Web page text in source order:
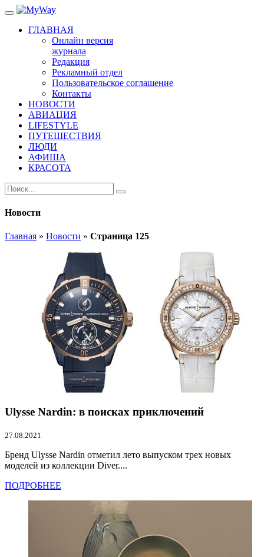
ГЛАВНАЯ
Онлайн версия
журнала
Редакция
Рекламный отдел
Пользовательское соглашение
Контакты
НОВОСТИ
АВИАЦИЯ
LIFESTYLE
ПУТЕШЕСТВИЯ
ЛЮДИ
АФИША
КРАСОТА
Новости
Главная » Новости » Страница 125
Ulysse Nardin: в поисках приключений
27.08.2021
Бренд Ulysse Nardin отметил лето выпуском трех новых
моделей из коллекции Diver....
ПОДРОБНЕЕ